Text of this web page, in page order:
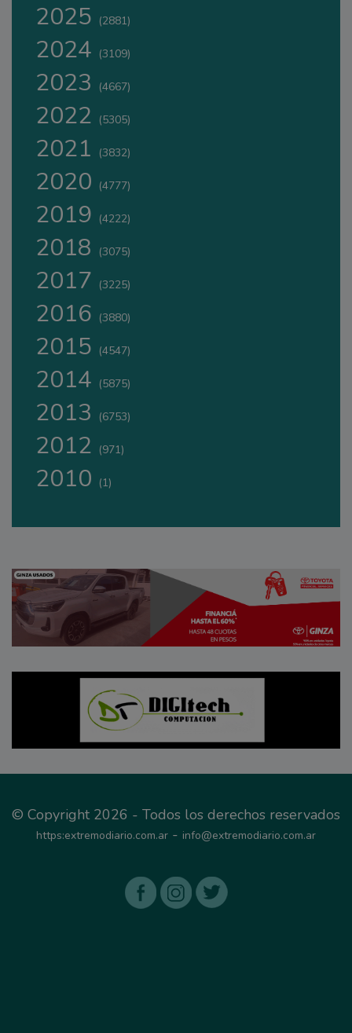
2025 (2881)
2024 (3109)
2023 (4667)
2022 (5305)
2021 (3832)
2020 (4777)
2019 (4222)
2018 (3075)
2017 (3225)
2016 (3880)
2015 (4547)
2014 (5875)
2013 (6753)
2012 (971)
2010 (1)
© Copyright 2026 - Todos los derechos reservados
https:extremodiario.com.ar - info@extremodiario.com.ar